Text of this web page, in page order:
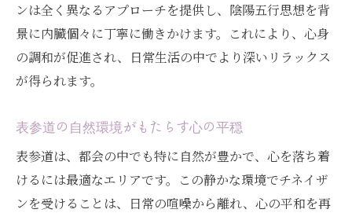
ンは全く異なるアプローチを提供し、陰陽五行思想を背
景に内臓個々に丁寧に働きかけます。これにより、心身
の調和が促進され、日常生活の中でより深いリラックス
が得られます。
表参道の自然環境がもたらす心の平穏
表参道は、都会の中でも特に自然が豊かで、心を落ち着
けるには最適なエリアです。この静かな環境でチネイザ
ンを受けることは、日常の喧噪から離れ、心の平和を再